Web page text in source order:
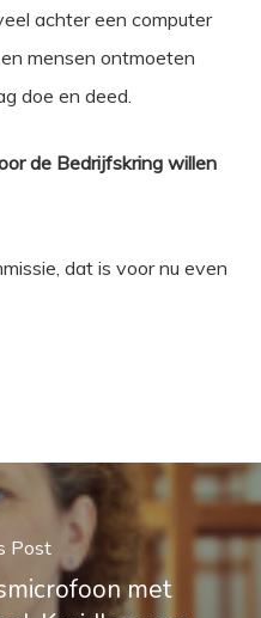
achter een computer
mensen ontmoeten
doe en deed.
de Bedrijfskring willen
dat is voor nu even
Post
met